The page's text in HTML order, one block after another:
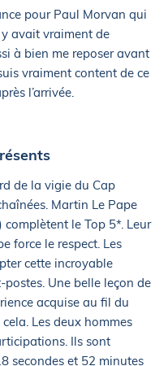
pour Paul Morvan qui
avait vraiment de
à bien me reposer avant
vraiment content de ce
l’arrivée.
de la vigie du Cap
Martin Le Pape
complètent le Top 5*. Leur
force le respect. Les
cette incroyable
Une belle leçon de
acquise au fil du
Les deux hommes
Ils sont
secondes et 52 minutes